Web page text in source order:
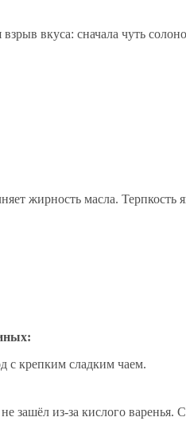
взрыв вкуса: сначала чуть
жирность масла. Терпкость
с крепким сладким чаем.
зашёл из-за кислого варенья.